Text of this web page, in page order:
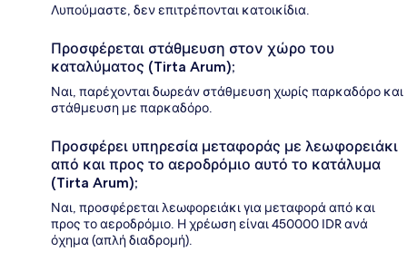
Λυπούμαστε, δεν επιτρέπονται κατοικίδια.
Προσφέρεται στάθμευση στον χώρο του
καταλύματος (Tirta Arum);
Ναι, παρέχονται δωρεάν στάθμευση χωρίς παρκαδόρο και
στάθμευση με παρκαδόρο.
Προσφέρει υπηρεσία μεταφοράς με λεωφορειάκι
από και προς το αεροδρόμιο αυτό το κατάλυμα
(Tirta Arum);
Ναι, προσφέρεται λεωφορειάκι για μεταφορά από και
προς το αεροδρόμιο. Η χρέωση είναι 450000 IDR ανά
όχημα (απλή διαδρομή).